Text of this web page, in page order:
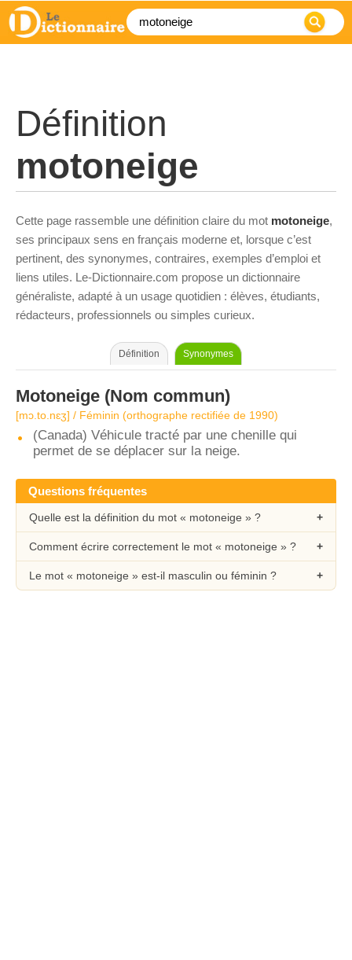
Définition
motoneige
Cette page rassemble une définition claire du mot motoneige,
ses principaux sens en français moderne et, lorsque c’est
pertinent, des synonymes, contraires, exemples d’emploi et
liens utiles. Le-Dictionnaire.com propose un dictionnaire
généraliste, adapté à un usage quotidien : élèves, étudiants,
rédacteurs, professionnels ou simples curieux.
Définition Synonymes
Motoneige (Nom commun)
[mɔ.to.nɛʒ] / Féminin (orthographe rectifiée de 1990)
(Canada) Véhicule tracté par une chenille qui
permet de se déplacer sur la neige.
Questions fréquentes
Quelle est la définition du mot « motoneige » ?
Comment écrire correctement le mot « motoneige » ?
Le mot « motoneige » est-il masculin ou féminin ?